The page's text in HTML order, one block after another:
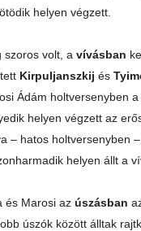
helyen végzett.
szoros volt, a vívásban
Kirpuljanszkij és
Ádám holtversenyben a
helyen végzett az
– hatos holtversenyben
helyen állt a
és Marosi az úszásban
úszók között álltak